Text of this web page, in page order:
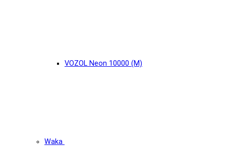
VOZOL Neon 10000 (М)
Waka